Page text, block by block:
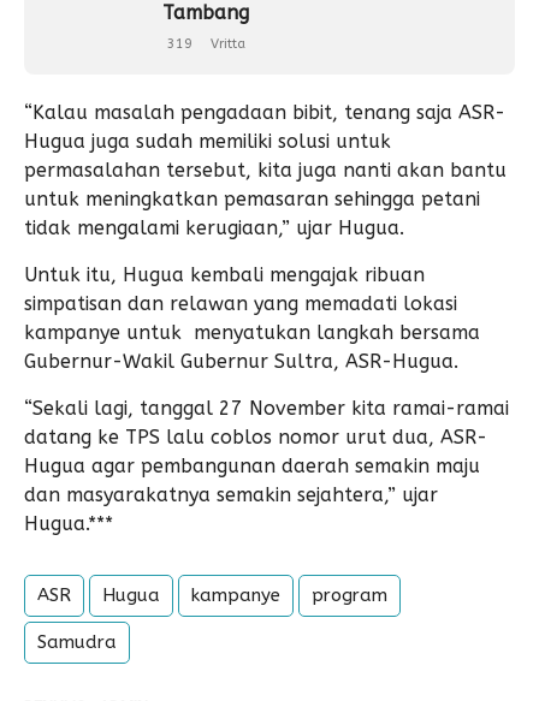
Tambang
319 Vritta
“Kalau masalah pengadaan bibit, tenang saja ASR-
Hugua juga sudah memiliki solusi untuk
permasalahan tersebut, kita juga nanti akan bantu
untuk meningkatkan pemasaran sehingga petani
tidak mengalami kerugiaan,” ujar Hugua.
Untuk itu, Hugua kembali mengajak ribuan
simpatisan dan relawan yang memadati lokasi
kampanye untuk menyatukan langkah bersama
Gubernur-Wakil Gubernur Sultra, ASR-Hugua.
“Sekali lagi, tanggal 27 November kita ramai-ramai
datang ke TPS lalu coblos nomor urut dua, ASR-
Hugua agar pembangunan daerah semakin maju
dan masyarakatnya semakin sejahtera,” ujar
Hugua.***
ASR Hugua kampanye program
Samudra